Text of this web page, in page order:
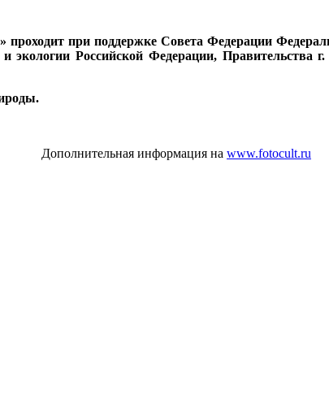
при поддержке Совета Федерации
экологии Российской Федерации,
Дополнительная информация на www.fotocult.ru